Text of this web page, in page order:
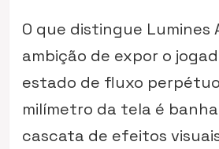
O que distingue Lumines
ambição de expor o
estado de fluxo
milímetro da tela é
cascata de efeitos